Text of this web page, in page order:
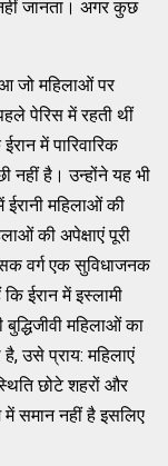
जानता। अगर कुछ
जो महिलाओं पर
पेरिस में रहती थीं
में पारिवारिक
नहीं है। उन्होंने यह भी
महिलाओं की
की अपेक्षाएं पूरी
वर्ग एक सुविधाजनक
ईरान में इस्लामी
महिलाओं का
उसे प्राय: महिलाएं
छोटे शहरों और
में समान नहीं है इसलिए